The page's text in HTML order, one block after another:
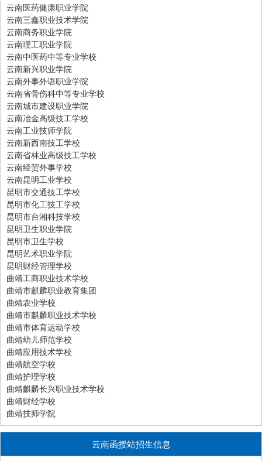
云南医药健康职业学院
云南三鑫职业技术学院
云南商务职业学院
云南理工职业学院
云南中医药中等专业学校
云南新兴职业学院
云南外事外语职业学院
云南省骨伤科中等专业学校
云南城市建设职业学院
云南冶金高级技工学校
云南工业技师学院
云南新西南技工学校
云南省林业高级技工学校
云南经贸外事学校
云南昆明工业学校
昆明市交通技工学校
昆明市化工技工学校
昆明市台湘科技学校
昆明卫生职业学院
昆明市卫生学校
昆明艺术职业学院
昆明财经管理学校
曲靖工商职业技术学校
曲靖市麒麟职业教育集团
曲靖农业学校
曲靖市麒麟职业技术学校
曲靖市体育运动学校
曲靖幼儿师范学校
曲靖应用技术学校
曲靖航空学校
曲靖护理学校
曲靖麒麟长兴职业技术学校
曲靖财经学校
曲靖技师学院
云南函授站招生信息